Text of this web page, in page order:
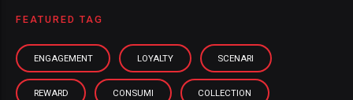
FEATURED TAG
ENGAGEMENT LOYALTY SCENARI
REWARD CONSUMI COLLECTION